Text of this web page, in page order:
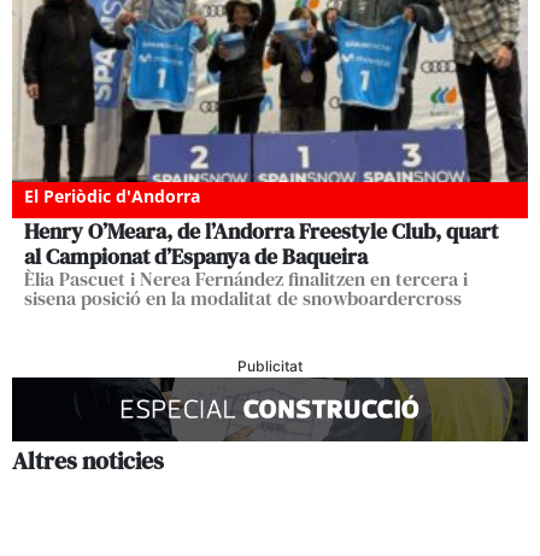
El Periòdic d'Andorra
Henry O’Meara, de l’Andorra Freestyle Club, quart
al Campionat d’Espanya de Baqueira
Èlia Pascuet i Nerea Fernández finalitzen en tercera i
sisena posició en la modalitat de snowboardercross
Publicitat
Altres noticies